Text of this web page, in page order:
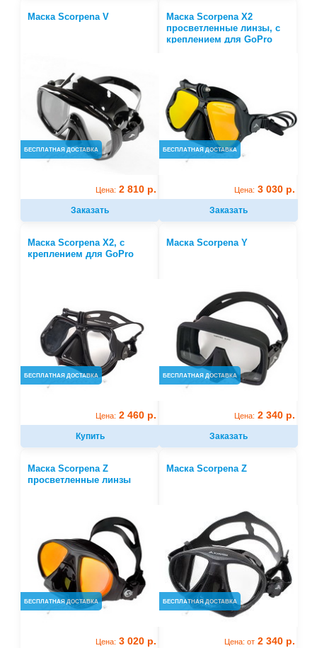
Маска Scorpena V
БЕСПЛАТНАЯ ДОСТАВКА
Цена: 2 810 р.
Заказать
Маска Scorpena X2
просветленные линзы, с
креплением для GoPro
БЕСПЛАТНАЯ ДОСТАВКА
Цена: 3 030 р.
Заказать
Маска Scorpena X2, с
креплением для GoPro
БЕСПЛАТНАЯ ДОСТАВКА
Цена: 2 460 р.
Купить
Маска Scorpena Y
БЕСПЛАТНАЯ ДОСТАВКА
Цена: 2 340 р.
Заказать
Маска Scorpena Z
просветленные линзы
БЕСПЛАТНАЯ ДОСТАВКА
Цена: 3 020 р.
Маска Scorpena Z
БЕСПЛАТНАЯ ДОСТАВКА
Цена: от2 340 р.